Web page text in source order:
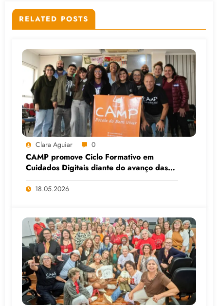
RELATED POSTS
Clara Aguiar 0
CAMP promove Ciclo Formativo em
Cuidados Digitais diante do avanço das
Big Techs e da IA
18.05.2026